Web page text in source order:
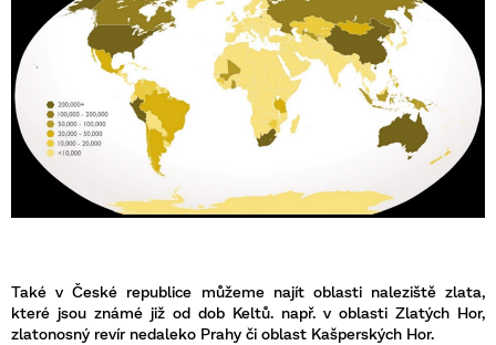
Také v České republice můžeme najít oblasti naleziště zlata,
které jsou známé již od dob Keltů. např. v oblasti Zlatých Hor,
zlatonosný revír nedaleko Prahy či oblast Kašperských Hor.